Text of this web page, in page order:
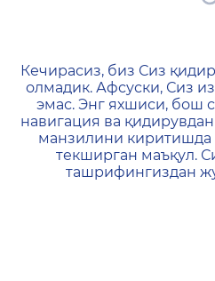
404 —
Кечирасиз, биз Сиз
олмадик. Афсуски, Сиз
эмас. Энг яхшиси, бош
навигация ва
манзилини киритишда
текширган маъқул.
ташрифингиздан